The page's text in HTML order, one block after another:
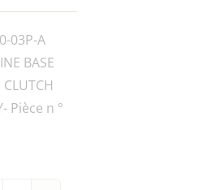
03P-A
BASE
Pièce n °